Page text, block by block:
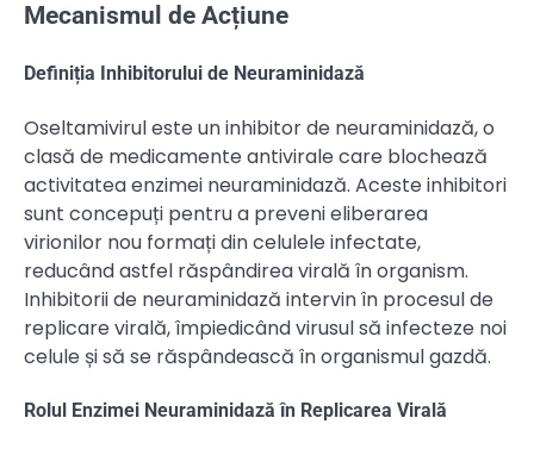
Mecanismul de Acțiune
Definiția Inhibitorului de Neuraminidază
Oseltamivirul este un inhibitor de neuraminidază, o
clasă de medicamente antivirale care blochează
activitatea enzimei neuraminidază. Aceste inhibitori
sunt concepuți pentru a preveni eliberarea
virionilor nou formați din celulele infectate,
reducând astfel răspândirea virală în organism.
Inhibitorii de neuraminidază intervin în procesul de
replicare virală, împiedicând virusul să infecteze noi
celule și să se răspândească în organismul gazdă.
Rolul Enzimei Neuraminidază în Replicarea Virală